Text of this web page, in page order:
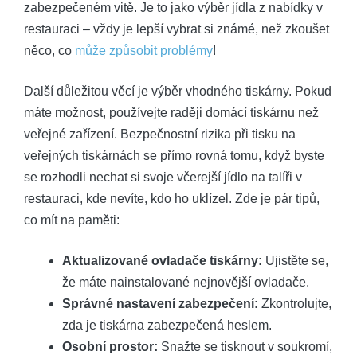
zabezpečeném vitě. Je to jako výběr jídla ‌z ​nabídky‍ v
restauraci – vždy je lepší vybrat si známé, než zkoušet
něco, co může způsobit problémy!
Další důležitou věcí‍ je výběr⁢ vhodného tiskárny. Pokud
máte možnost, používejte ​raději domácí tiskárnu než
veřejné zařízení. Bezpečnostní ‍rizika při tisku na
veřejných tiskárnách se přímo rovná tomu, když byste
se rozhodli ‌nechat si svoje včerejší ‌jídlo na⁣ talíři v
restauraci, kde nevíte, kdo ​ho ⁢uklízel. Zde je pár tipů,
co mít na paměti:
Aktualizované​ ovladače tiskárny: Ujistěte se,
že máte ⁣nainstalované nejnovější ovladače.
Správné nastavení zabezpečení: ⁤Zkontrolujte,
zda je tiskárna zabezpečená​ heslem.
Osobní prostor: Snažte se⁣ tisknout v ⁢soukromí,